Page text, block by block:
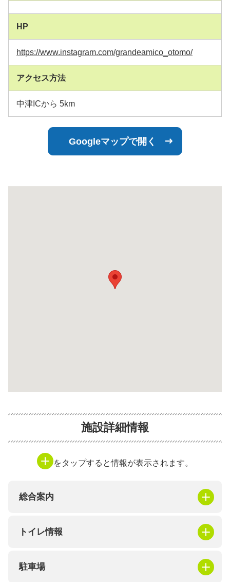
HP
https://www.instagram.com/grandeamico_otomo/
アクセス方法
中津ICから 5km
Googleマップで開く
施設詳細情報
をタップすると情報が表示されます。
総合案内
トイレ情報
駐車場